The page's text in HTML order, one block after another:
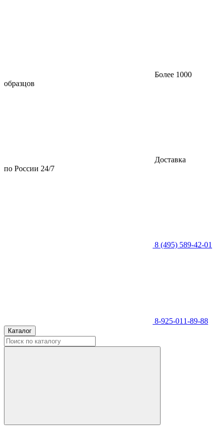
Более 1000
образцов
Доставка
по России 24/7
8 (495) 589-42-01
8-925-011-89-88
Каталог